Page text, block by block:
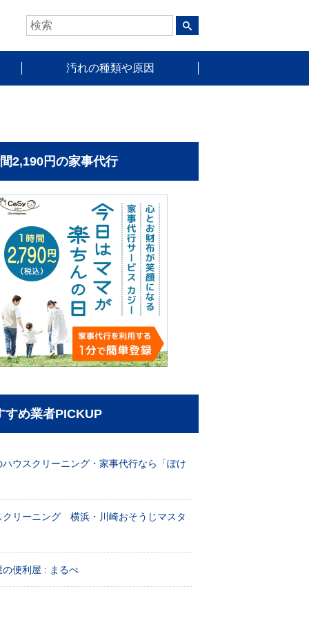
汚れの種類や原因
2,190円の家事代行
すめ業者PICKUP
ハウスクリーニング・家事代行なら「ぽけ
クリーニング 横浜・川崎おそうじマスタ
の便利屋 : まるべ